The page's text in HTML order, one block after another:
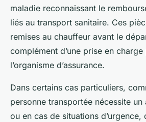
maladie reconnaissant le
liés au transport sanitaire. Ces
remises au chauffeur avant le
complément d’une prise en
l’organisme d’assurance.
Dans certains cas particuliers,
personne transportée nécessite
ou en cas de situations